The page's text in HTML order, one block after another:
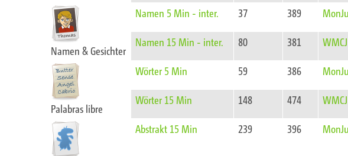
Namen & Gesichter
Namen 5 Min - inter. 37 389
Namen 15 Min - inter. 80 381
Palabras libre
Wörter 5 Min 59 386
Wörter 15 Min 148 474
Abstrakt 15 Min 239 396